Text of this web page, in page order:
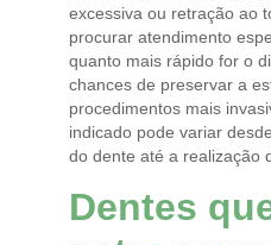
excessiva ou retração ao
procurar atendimento
quanto mais rápido for o
chances de preservar a
procedimentos mais
indicado pode variar
do dente até a realização
Dentes